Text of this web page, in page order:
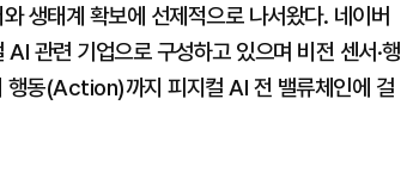
생태계 확보에 선제적으로 나서왔다. 네이버
관련 기업으로 구성하고 있으며 비전 센서·행
동(Action)까지 피지컬 AI 전 밸류체인에 걸